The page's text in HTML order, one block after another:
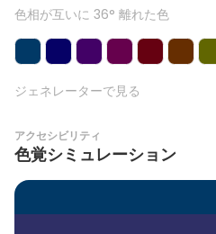
色相が互いに 36° 離れた色
ジェネレーターで見る
アクセシビリティ
色覚シミュレーション